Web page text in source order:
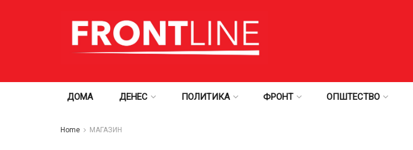
ДОМА ДЕНЕС ПОЛИТИКА ФРОНТ ОПШТЕСТВО
Home МАГАЗИН